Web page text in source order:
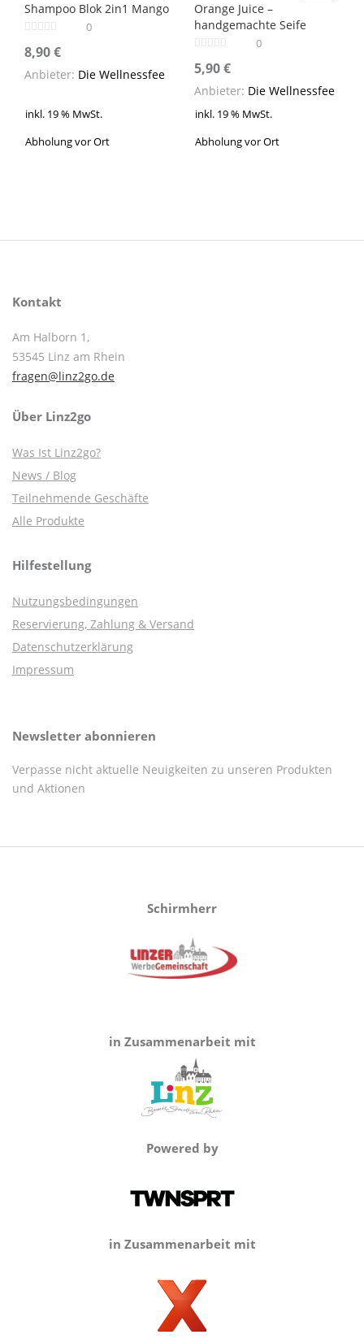
Shampoo Blok 2in1 Mango
0
8,90€
Anbieter: Die Wellnessfee
inkl. 19 % MwSt.
Abholung vor Ort
Orange Juice –
handgemachte Seife
0
5,90€
Anbieter: Die Wellnessfee
inkl. 19 % MwSt.
Abholung vor Ort
Kontakt
Am Halborn 1,
53545 Linz am Rhein
fragen@linz2go.de
Über Linz2go
Was Ist Linz2go?
News / Blog
Teilnehmende Geschäfte
Alle Produkte
Hilfestellung
Nutzungsbedingungen
Reservierung, Zahlung & Versand
Datenschutzerklärung
Impressum
Newsletter abonnieren
Verpasse nicht aktuelle Neuigkeiten zu unseren Produkten
und Aktionen
Schirmherr
in Zusammenarbeit mit
Powered by
in Zusammenarbeit mit